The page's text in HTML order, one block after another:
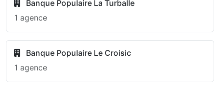
Banque Populaire La Turballe
1 agence
Banque Populaire Le Croisic
1 agence